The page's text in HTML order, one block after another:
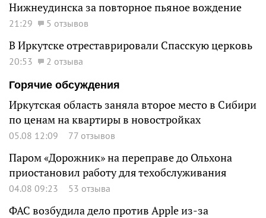
Нижнеудинска за повторное пьяное вождение
21:29 5 отзывов
В Иркутске отреставрировали Спасскую церковь
20:53
2 отзыва
Горячие обсуждения
Иркутская область заняла второе место в Сибири
по ценам на квартиры в новостройках
05.08 12:09 77 отзывов
Паром «Дорожник» на переправе до Ольхона
приостановил работу для техобслуживания
04.08 09:23 53 отзыва
ФАС возбудила дело против Apple из-за